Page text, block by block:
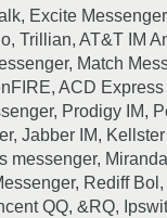
Excite
Trillian, AT&T IM
Match
ACD
Prodigy IM,
Jabber IM,
messenger,
Rediff
QQ, &RQ,